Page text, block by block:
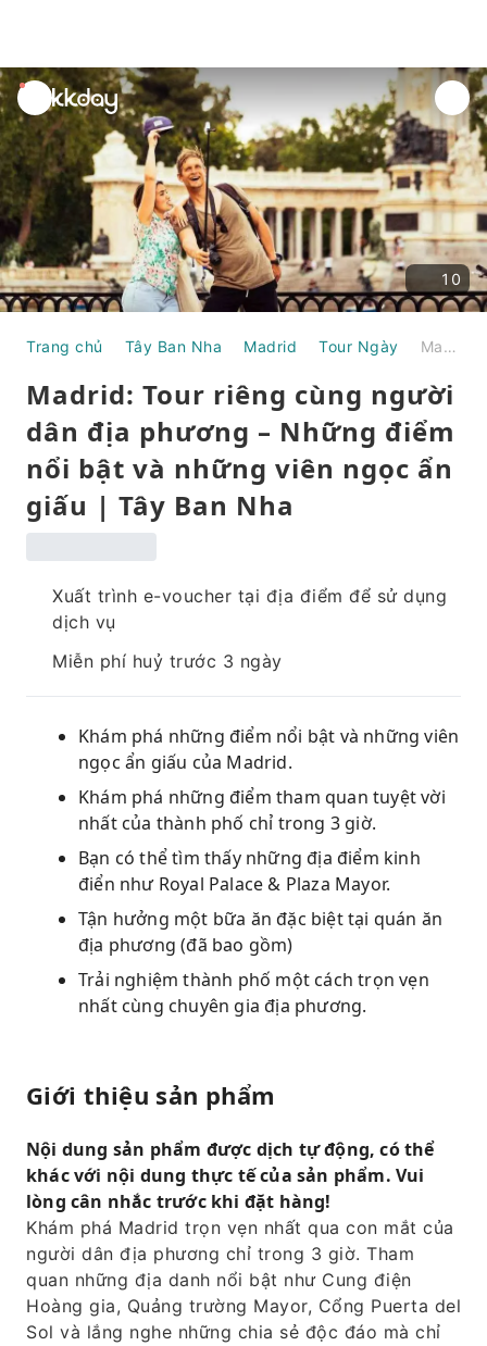
unread
notifications
10
Trang chủ Tây Ban Nha Madrid Tour Ngày Madrid: Tour riêng cùng người dân địa phương – Những điểm nổi bật và những viên ngọc ẩn giấu | Tây Ban Nha
Madrid: Tour riêng cùng người
dân địa phương – Những điểm
nổi bật và những viên ngọc ẩn
giấu | Tây Ban Nha
Xuất trình e-voucher tại địa điểm để sử dụng
dịch vụ
Miễn phí huỷ trước 3 ngày
Khám phá những điểm nổi bật và những viên
ngọc ẩn giấu của Madrid.
Khám phá những điểm tham quan tuyệt vời
nhất của thành phố chỉ trong 3 giờ.
Bạn có thể tìm thấy những địa điểm kinh
điển như Royal Palace & Plaza Mayor.
Tận hưởng một bữa ăn đặc biệt tại quán ăn
địa phương (đã bao gồm)
Trải nghiệm thành phố một cách trọn vẹn
nhất cùng chuyên gia địa phương.
Giới thiệu sản phẩm
Nội dung sản phẩm được dịch tự động, có thể
khác với nội dung thực tế của sản phẩm. Vui
lòng cân nhắc trước khi đặt hàng!
Khám phá Madrid trọn vẹn nhất qua con mắt của
người dân địa phương chỉ trong 3 giờ. Tham
quan những địa danh nổi bật như Cung điện
Hoàng gia, Quảng trường Mayor, Cổng Puerta del
Sol và lắng nghe những chia sẻ độc đáo mà chỉ